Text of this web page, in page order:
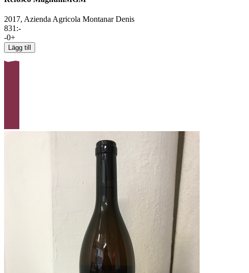
2017, Azienda Agricola Montanar Denis
831 :-
-0+
Lägg till